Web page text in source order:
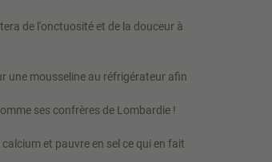
de l'onctuosité et de la douceur à
une mousseline au réfrigérateur afin
ses confrères de Lombardie !
et pauvre en sel ce qui en fait